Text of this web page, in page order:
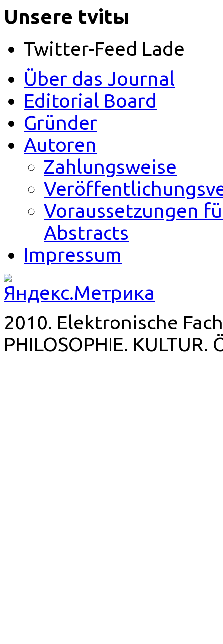
Unsere tvitы
Twitter-Feed Lade
Über das Journal
Editorial Board
Gründer
Autoren
Zahlungsweise
Voraussetzungen
Abstracts
Impressum
2010. Elektronische
PHILOSOPHIE. KULTUR.